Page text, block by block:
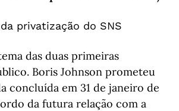
privatização do SNS
das duas primeiras
Boris Johnson prometeu
concluída em 31 de janeiro de
da futura relação com a